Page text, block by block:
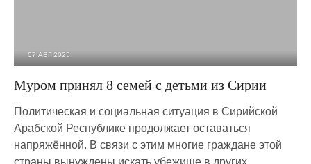
07 АВГ 2025
Муром принял 8 семей с детьми из Сирии
Политическая и социальная ситуация в Сирийской
Арабской Республике продолжает оставаться
напряжённой. В связи с этим многие граждане этой
страны вынуждены искать убежище в других